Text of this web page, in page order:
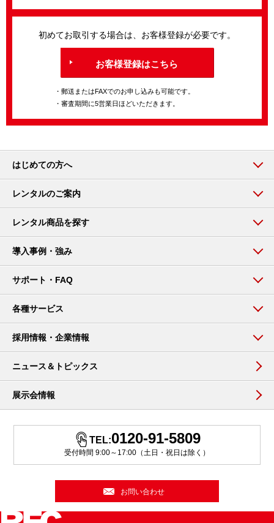
初めてお取引する場合は、お客様登録が必要です。
お客様登録はこちら
・郵送またはFAXでのお申し込みも可能です。
・審査期間に5営業日ほどいただきます。
はじめての方へ
レンタルのご案内
レンタル商品を探す
導入事例・強み
サポート・FAQ
各種サービス
採用情報・企業情報
ニュース＆トピックス
展示会情報
TEL:0120-91-5809
受付時間 9:00～17:00（土日・祝日は除く）
お問い合わせ